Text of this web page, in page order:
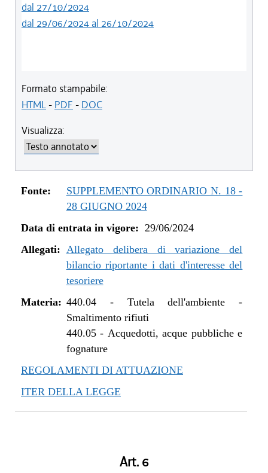
dal 27/10/2024
dal 29/06/2024 al 26/10/2024
Formato stampabile:
HTML- PDF - DOC
Visualizza:
Fonte:
SUPPLEMENTO ORDINARIO N. 18 -
28 GIUGNO 2024
Data di entrata in vigore: 29/06/2024
Allegati: Allegato delibera di variazione del
bilancio riportante i dati d'interesse del
tesoriere
Materia: 440.04- Tutela dell'ambiente -
Smaltimento rifiuti
440.05- Acquedotti, acque pubbliche e
fognature
REGOLAMENTI DI ATTUAZIONE
ITER DELLA LEGGE
Art. 6